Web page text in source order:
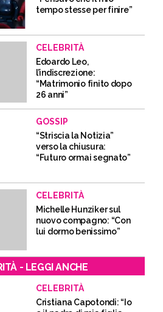
tempo stesse per finire”
CELEBRITÀ
Edoardo Leo,
l’indiscrezione:
“Matrimonio finito dopo
26 anni”
GOSSIP
“Striscia la Notizia”
verso la chiusura:
“Futuro ormai segnato”
CELEBRITÀ
Michelle Hunziker sul
nuovo compagno: “Con
lui dormo benissimo”
- LEGGI ANCHE
CELEBRITÀ
Cristiana Capotondi: “Io